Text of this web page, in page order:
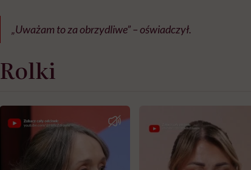
„Uważam to za obrzydliwe” – oświadczył.
Rolki